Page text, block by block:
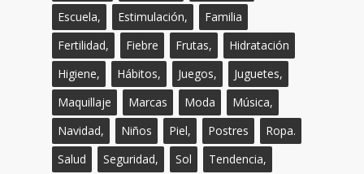
Escuela,
Estimulación,
Familia
Fertilidad,
Fiebre Frutas,
Hidratación
Higiene,
Hábitos, Juegos,
Juguetes,
Maquillaje
Marcas Moda
Música,
Navidad,
Niños Piel, Postres
Ropa.
Salud
Seguridad, Sol
Tendencia,